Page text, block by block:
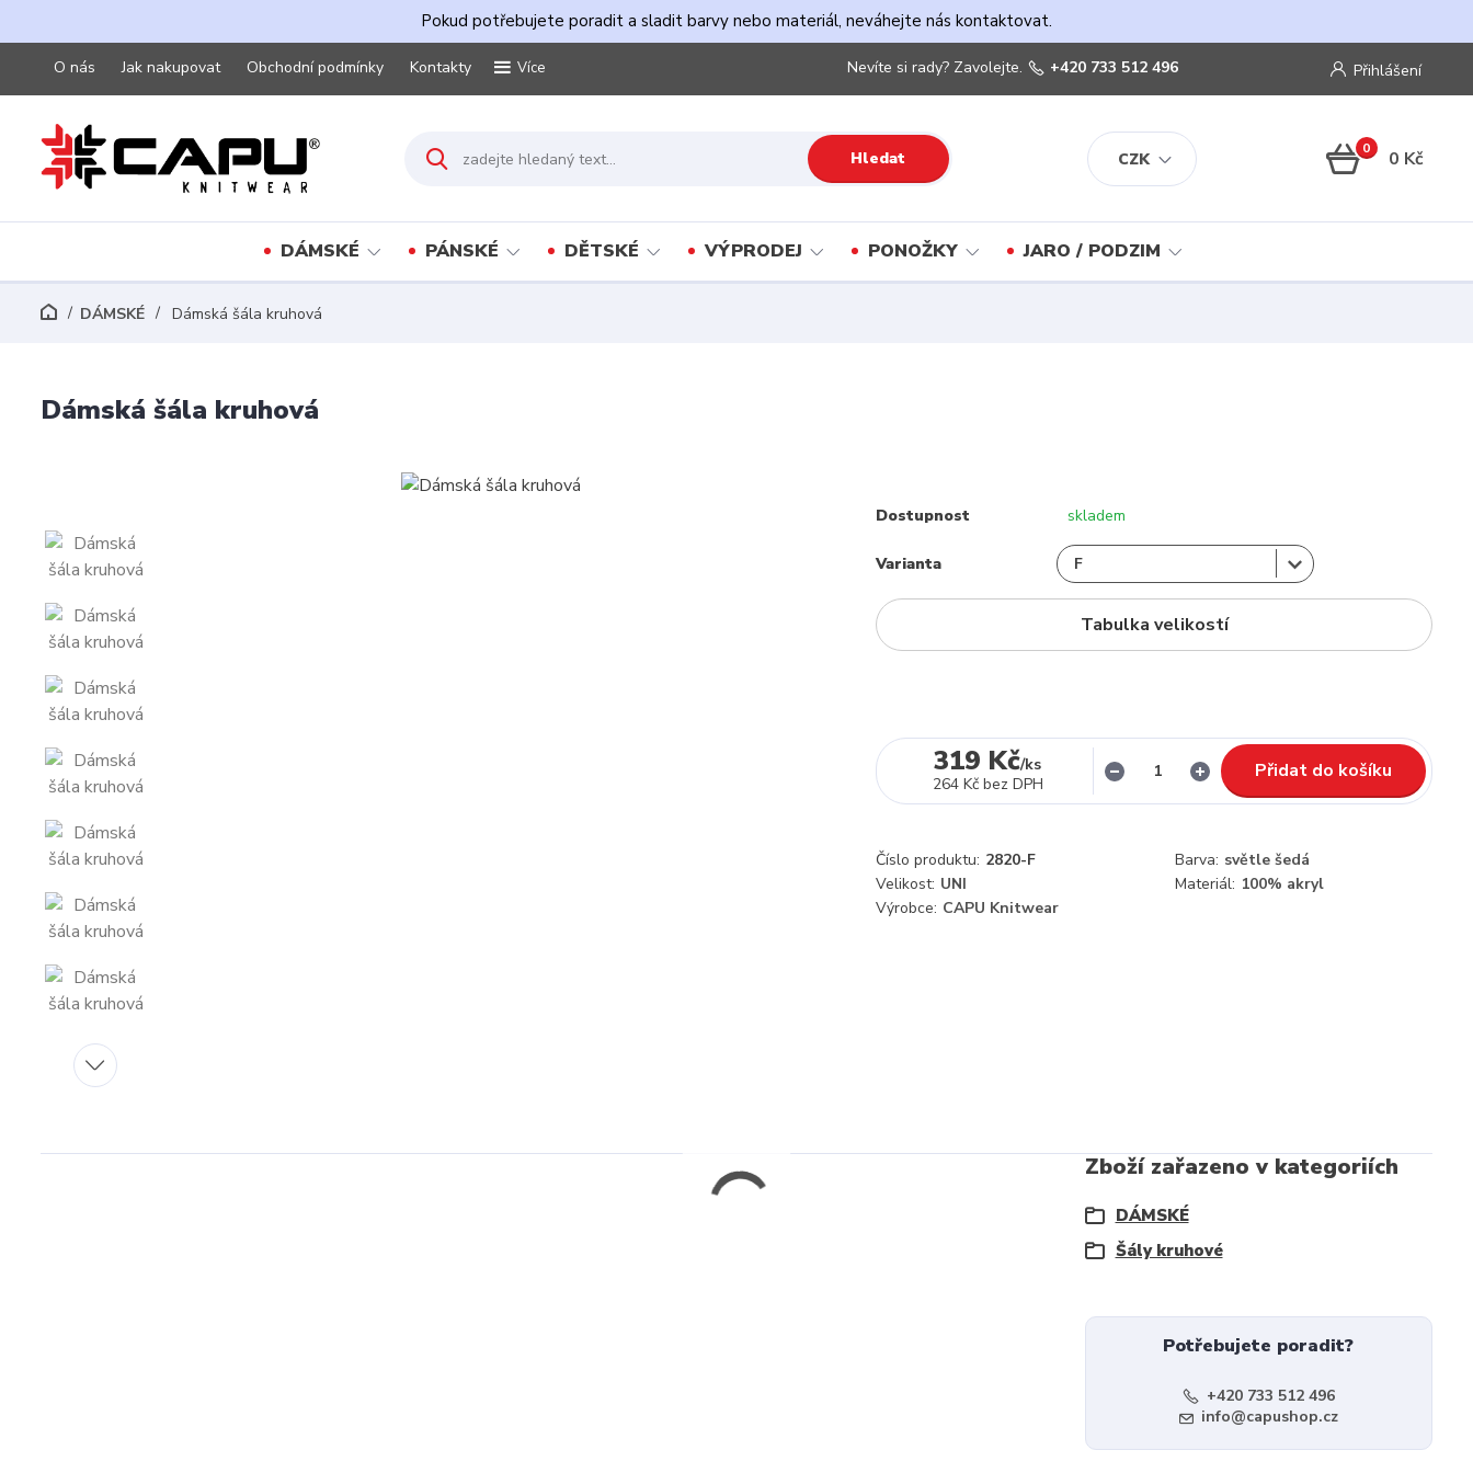
Pokud potřebujete poradit a sladit barvy nebo materiál, neváhejte nás kontaktovat.
O nás Jak nakupovat Obchodní podmínky Kontakty Více
CZK
Přihlášení
Hledat
Nevíte si rady? Zavolejte. +420 733 512 496
0 0 Kč
DÁMSKÉ PÁNSKÉ DĚTSKÉ VÝPRODEJ PONOŽKY JARO / PODZIM
DÁMSKÉ Dámská šála kruhová
Dámská šála kruhová
Dostupnost skladem
Varianta
Tabulka velikostí
319 Kč/ks
264 Kč bez DPH
Přidat do košíku
Číslo produktu: 2820-F Barva: světle šedá
Velikost: UNI Materiál: 100% akryl
Výrobce: CAPU Knitwear
Zboží zařazeno v kategoriích
DÁMSKÉ
Šály kruhové
Potřebujete poradit?
+420 733 512 496
info@capushop.cz